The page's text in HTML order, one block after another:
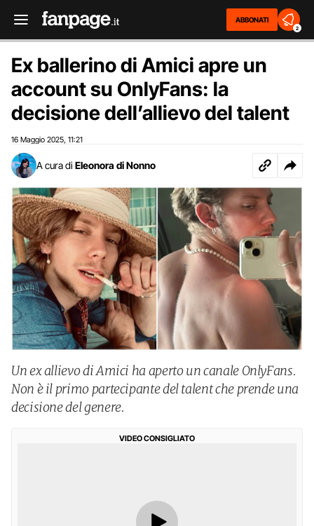
ABBONATI
2
Ex ballerino di Amici apre un
account su OnlyFans: la
decisione dell’allievo del talent
16 Maggio 2025 11:21
A cura di Eleonora di Nonno
Un ex allievo di Amici ha aperto un canale OnlyFans.
Non è il primo partecipante del talent che prende una
decisione del genere.
VIDEO CONSIGLIATO